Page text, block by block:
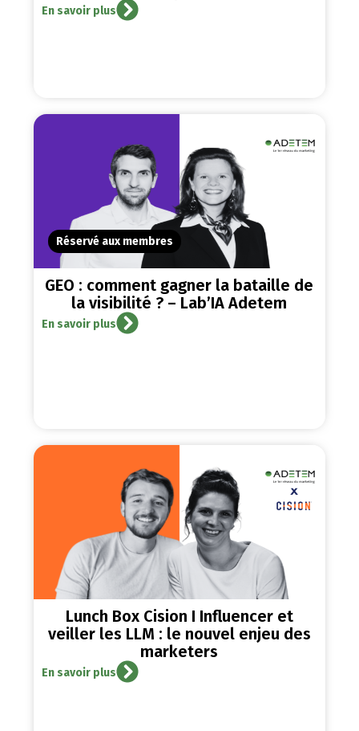
En savoir plus
Réservé aux membres
GEO : comment gagner la bataille de
la visibilité ? – Lab’IA Adetem
En savoir plus
Lunch Box Cision I Influencer et
veiller les LLM : le nouvel enjeu des
marketers
En savoir plus